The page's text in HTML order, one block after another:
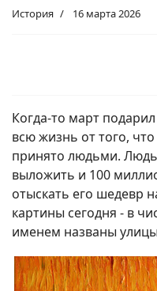
История 16 марта 2026
Когда-то март
всю жизнь от того,
принято людьми.
выложить и 100
отыскать его шедевр
картины сегодня - в
именем названы